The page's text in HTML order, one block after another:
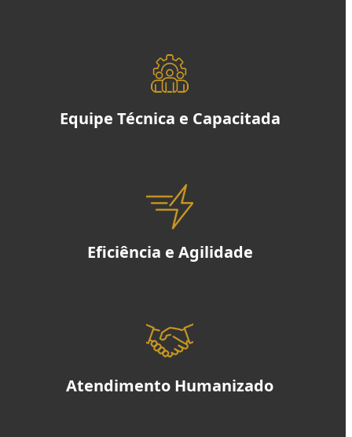
Equipe Técnica e Capacitada
Eficiência e Agilidade
Atendimento Humanizado